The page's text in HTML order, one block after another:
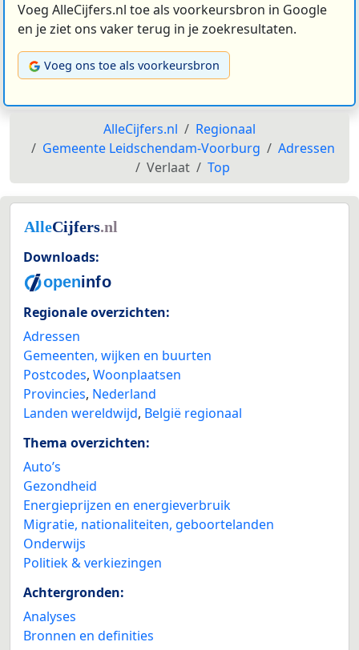
Voeg AlleCijfers.nl toe als voorkeursbron in Google
en je ziet ons vaker terug in je zoekresultaten.
Voeg ons toe als voorkeursbron
AlleCijfers.nl
Regionaal
Gemeente Leidschendam-Voorburg
Adressen
Verlaat
Top
Downloads:
Regionale overzichten:
Adressen
Gemeenten, wijken en buurten
Postcodes, Woonplaatsen
Provincies, Nederland
Landen wereldwijd, België regionaal
Thema overzichten:
Auto’s
Gezondheid
Energieprijzen en energieverbruik
Migratie, nationaliteiten, geboortelanden
Onderwijs
Politiek & verkiezingen
Achtergronden:
Analyses
Bronnen en definities